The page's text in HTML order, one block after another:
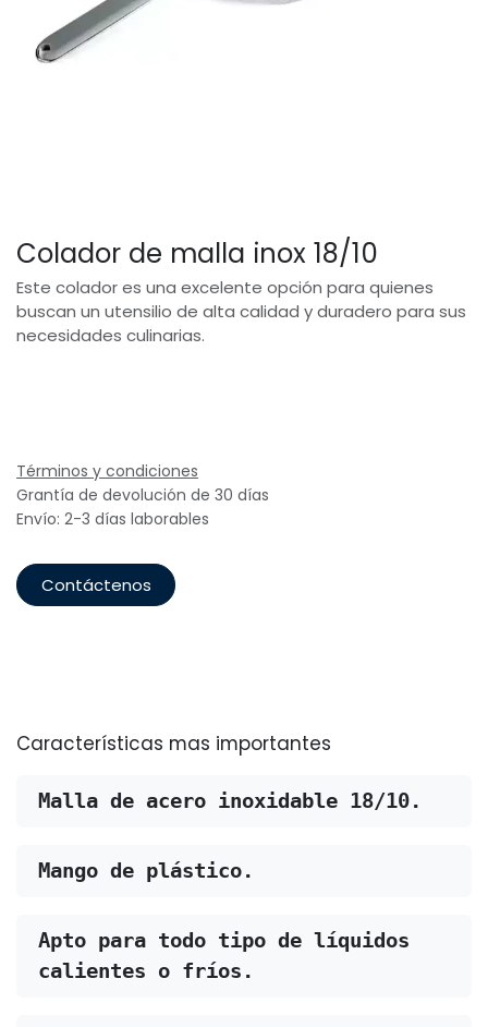
Colador de malla inox 18/10
Este colador es una excelente opción para quienes
buscan un utensilio de alta calidad y duradero para sus
necesidades culinarias.
Términos y condiciones
Grantía de devolución de 30 días
Envío: 2-3 días laborables
Contáctenos
Características mas importantes
Malla de acero inoxidable 18/10.
Mango de plástico.
Apto para todo tipo de líquidos
calientes o fríos.